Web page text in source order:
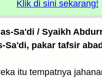
Klik di sini sekarang!
Sa'di / Syaikh
Sa'di, pakar tafsir
itu tempatnya